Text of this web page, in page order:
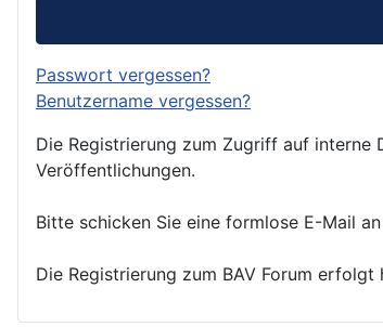
Passwort vergessen?
Benutzername vergessen?
Die Registrierung zum Zugriff auf
Veröffentlichungen.
Bitte schicken Sie eine formlose E-Mail
Die Registrierung zum BAV Forum erfolgt